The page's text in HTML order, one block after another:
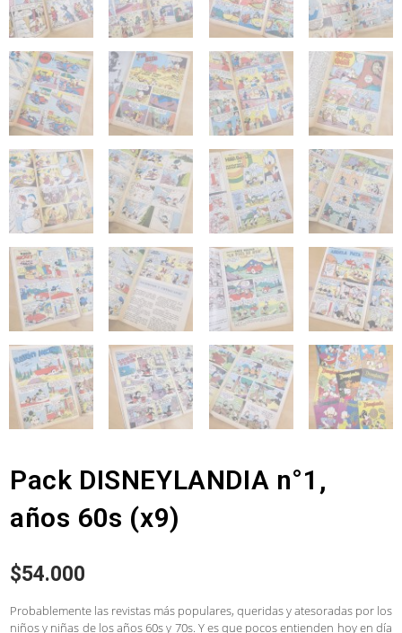
Pack DISNEYLANDIA n°1,
años 60s (x9)
$54.000
Probablemente las revistas más populares, queridas y atesoradas por los
niños y niñas de los años 60s y 70s. Y es que pocos entienden hoy en día